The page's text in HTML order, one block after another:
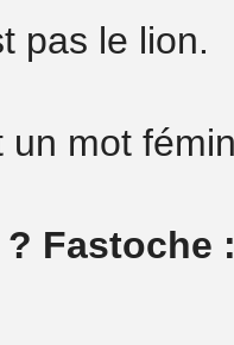
pas le lion.
un mot
? Fastoche